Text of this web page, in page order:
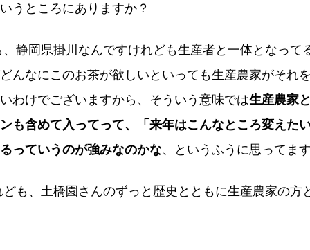
うところにありますか？
静岡県掛川なんですけれども生産者と一体となって
んなにこのお茶が欲しいといっても生産農家がそれ
わけでございますから、そういう意味では生産農家
も含めて入ってって、「来年はこんなところ変えたい
っていうのが強みなのかな、というふうに思ってます
も、土橋園さんのずっと歴史とともに生産農家の方